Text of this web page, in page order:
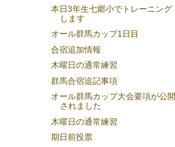
本日3年生七郷小でトレーニング
します
オール群馬カップ1日目
合宿追加情報
木曜日の通常練習
群馬合宿追記事項
オール群馬カップ大会要項が公開
されました
木曜日の通常練習
期日前投票